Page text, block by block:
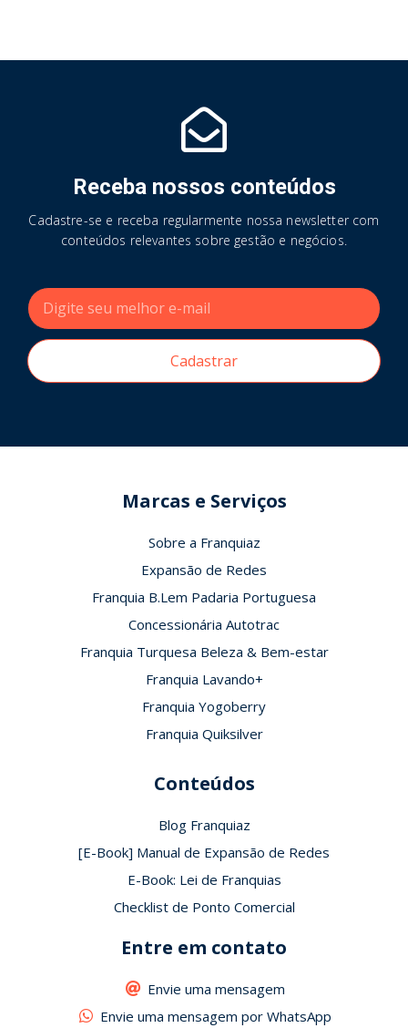
Receba nossos conteúdos
Cadastre-se e receba regularmente nossa newsletter com
conteúdos relevantes sobre gestão e negócios.
Cadastrar
Marcas e Serviços
Sobre a Franquiaz
Expansão de Redes
Franquia B.Lem Padaria Portuguesa
Concessionária Autotrac
Franquia Turquesa Beleza & Bem-estar
Franquia Lavando+
Franquia Yogoberry
Franquia Quiksilver
Conteúdos
Blog Franquiaz
[E-Book] Manual de Expansão de Redes
E-Book: Lei de Franquias
Checklist de Ponto Comercial
Entre em contato
Envie uma mensagem
Envie uma mensagem por WhatsApp